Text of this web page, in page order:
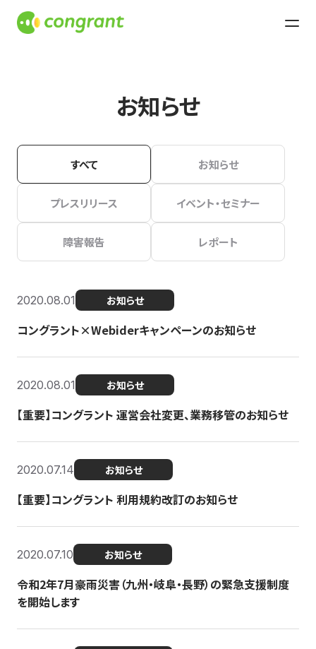
お知らせ
すべて お知らせ
プレスリリース イベント・セミナー
障害報告 レポート
2020.08.01 お知らせ
コングラント×Webiderキャンペーンのお知らせ
2020.08.01 お知らせ
【重要】コングラント 運営会社変更、業務移管のお知らせ
2020.07.14 お知らせ
【重要】コングラント 利用規約改訂のお知らせ
2020.07.10 お知らせ
令和2年7月豪雨災害（九州・岐阜・長野）の緊急支援制度
を開始します